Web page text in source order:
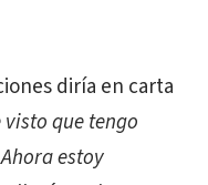
diría en carta
que tengo
estoy